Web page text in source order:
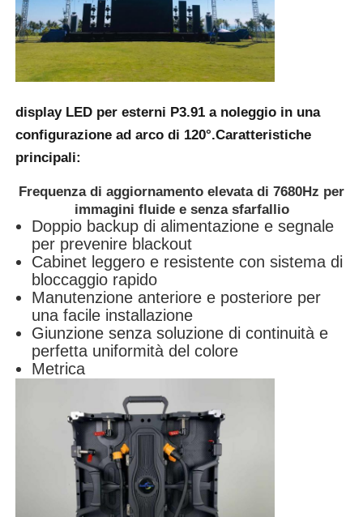
display LED per esterni P3.91 a noleggio in una
configurazione ad arco di 120°.Caratteristiche
principali:
Frequenza di aggiornamento elevata di 7680Hz per
immagini fluide e senza sfarfallio
Doppio backup di alimentazione e segnale
per prevenire blackout
Cabinet leggero e resistente con sistema di
bloccaggio rapido
Manutenzione anteriore e posteriore per
una facile installazione
Giunzione senza soluzione di continuità e
perfetta uniformità del colore
Metrica